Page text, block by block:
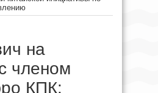
на
членом
КПК: